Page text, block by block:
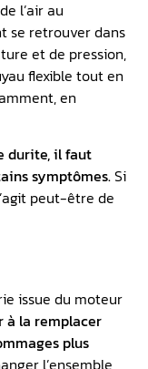
l’air au
se retrouver dans
et de pression,
flexible tout en
en
durite, il faut
symptômes.Si
peut-être de
issue du moteur
à la remplacer
plus
l’ensemble